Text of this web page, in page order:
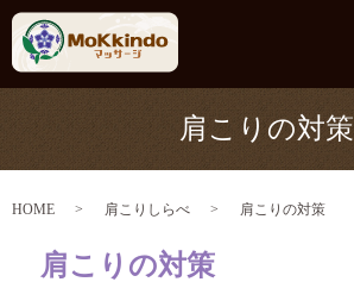
肩こりの対策
HOME 肩こりしらべ 肩こりの対策
肩こりの対策